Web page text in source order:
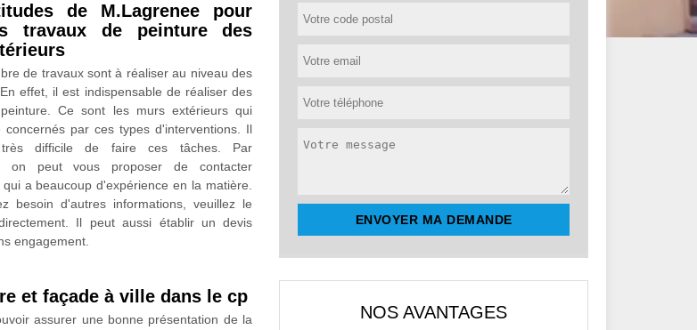
de M.Lagrenee pour
travaux de peinture des
de travaux sont à réaliser au niveau des
effet, il est indispensable de réaliser des
Ce sont les murs extérieurs qui
concernés par ces types d'interventions. Il
difficile de faire ces tâches. Par
on peut vous proposer de contacter
a beaucoup d'expérience en la matière.
besoin d'autres informations, veuillez le
Il peut aussi établir un devis
engagement.
et façade à ville dans le cp
assurer une bonne présentation de la
NOS AVANTAGES